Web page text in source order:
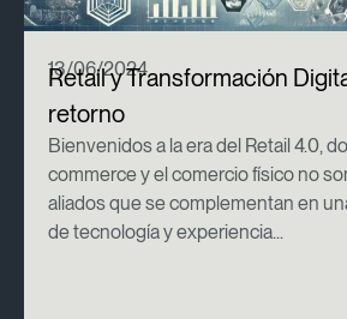
13/06/2024
Retail y Transformación
retorno
Bienvenidos a la era del Retail 4.0,
commerce y el comercio físico no
aliados que se complementan en
de tecnología y experiencia...